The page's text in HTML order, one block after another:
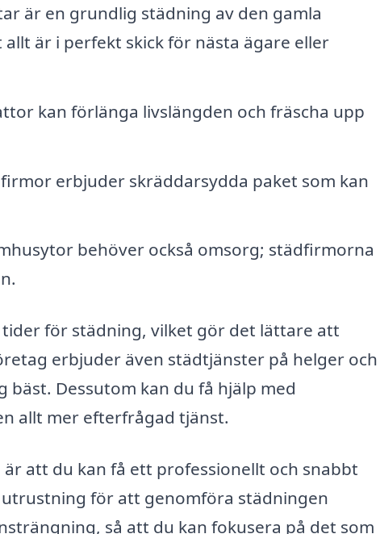
är en grundlig städning av den gamla
är i perfekt skick för nästa ägare eller
kan förlänga livslängden och fräscha upp
erbjuder skräddarsydda paket som kan
behöver också omsorg; städfirmorna
för städning, vilket gör det lättare att
erbjuder även städtjänster på helger och
bäst. Dessutom kan du få hjälp med
allt mer efterfrågad tjänst.
att du kan få ett professionellt och snabbt
för att genomföra städningen
så att du kan fokusera på det som